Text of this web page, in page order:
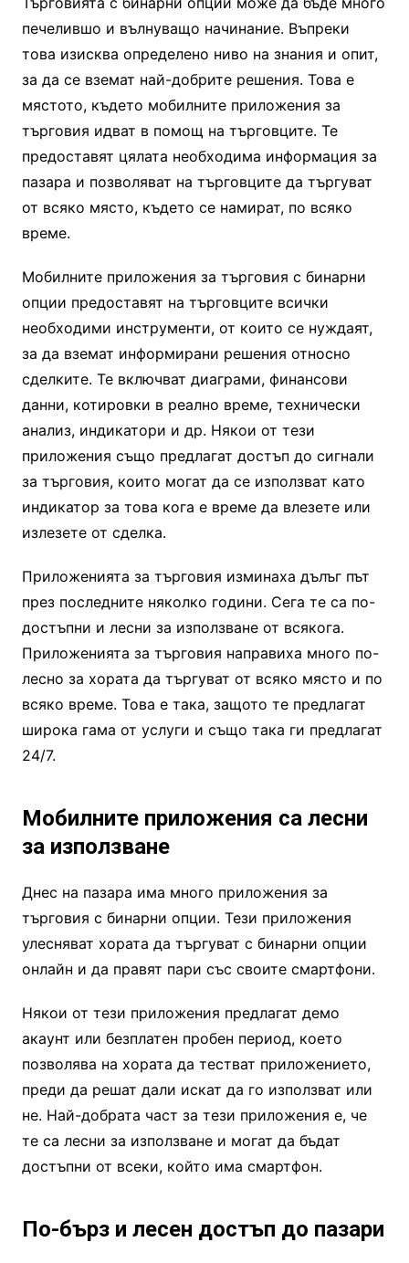
печелившо и вълнуващо начинание. Въпреки
това изисква определено ниво на знания и опит,
за да се вземат най-добрите решения. Това е
мястото, където мобилните приложения за
търговия идват в помощ на търговците. Те
предоставят цялата необходима информация за
пазара и позволяват на търговците да търгуват
от всяко място, където се намират, по всяко
време.
Мобилните приложения за търговия с бинарни
опции предоставят на търговците всички
необходими инструменти, от които се нуждаят,
за да вземат информирани решения относно
сделките. Те включват диаграми, финансови
данни, котировки в реално време, технически
анализ, индикатори и др. Някои от тези
приложения също предлагат достъп до сигнали
за търговия, които могат да се използват като
индикатор за това кога е време да влезете или
излезете от сделка.
Приложенията за търговия изминаха дълъг път
през последните няколко години. Сега те са по-
достъпни и лесни за използване от всякога.
Приложенията за търговия направиха много по-
лесно за хората да търгуват от всяко място и по
всяко време. Това е така, защото те предлагат
широка гама от услуги и също така ги предлагат
24/7.
Мобилните приложения са лесни
за използване
Днес на пазара има много приложения за
търговия с бинарни опции. Тези приложения
улесняват хората да търгуват с бинарни опции
онлайн и да правят пари със своите смартфони.
Някои от тези приложения предлагат демо
акаунт или безплатен пробен период, което
позволява на хората да тестват приложението,
преди да решат дали искат да го използват или
не. Най-добрата част за тези приложения е, че
те са лесни за използване и могат да бъдат
достъпни от всеки, който има смартфон.
По-бърз и лесен достъп до пазари